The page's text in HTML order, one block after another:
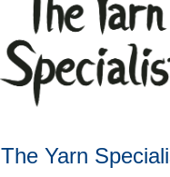
The Yarn